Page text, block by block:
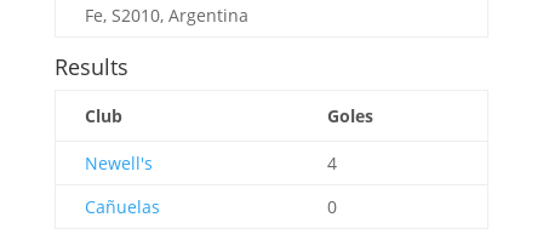
Fe, S2010, Argentina
Results
Club Goles
Newell's
4
Cañuelas
0